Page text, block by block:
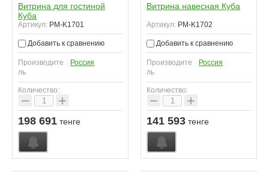
Витрина для гостиной
Куба
Артикул: PM-K1701
Добавить к сравнению
Производите
ль
Россия
Количество:
− +
198 691 тенге
Витрина навесная Куба
Артикул: PM-K1702
Добавить к сравнению
Производите
ль
Россия
Количество:
− +
141 593 тенге